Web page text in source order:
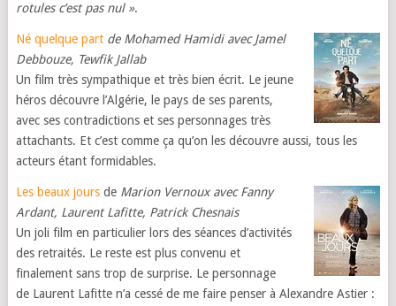
rotules c’est pas nul ».
Né quelque part de Mohamed Hamidi avec Jamel
Debbouze, Tewfik Jallab
Un film très sympathique et très bien écrit. Le jeune
héros découvre l’Algérie, le pays de ses parents,
avec ses contradictions et ses personnages très
attachants. Et c’est comme ça qu’on les découvre aussi, tous les
acteurs étant formidables.
Les beaux joursde Marion Vernoux avec Fanny
Ardant, Laurent Lafitte, Patrick Chesnais
Un joli film en particulier lors des séances d’activités
des retraités. Le reste est plus convenu et
finalement sans trop de surprise. Le personnage
de Laurent Lafitte n’a cessé de me faire penser à Alexandre Astier :